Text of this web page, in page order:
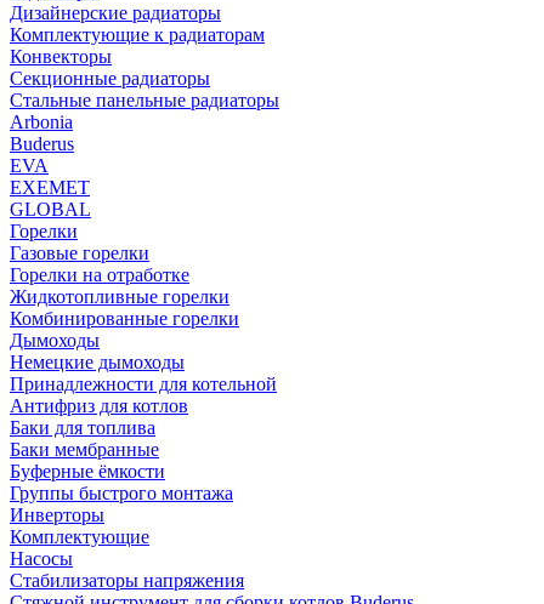
Дизайнерские радиаторы
Комплектующие к радиаторам
Конвекторы
Секционные радиаторы
Стальные панельные радиаторы
Arbonia
Buderus
EVA
EXEMET
GLOBAL
Горелки
Газовые горелки
Горелки на отработке
Жидкотопливные горелки
Комбинированные горелки
Дымоходы
Немецкие дымоходы
Принадлежности для котельной
Антифриз для котлов
Баки для топлива
Баки мембранные
Буферные ёмкости
Группы быстрого монтажа
Инверторы
Комплектующие
Насосы
Стабилизаторы напряжения